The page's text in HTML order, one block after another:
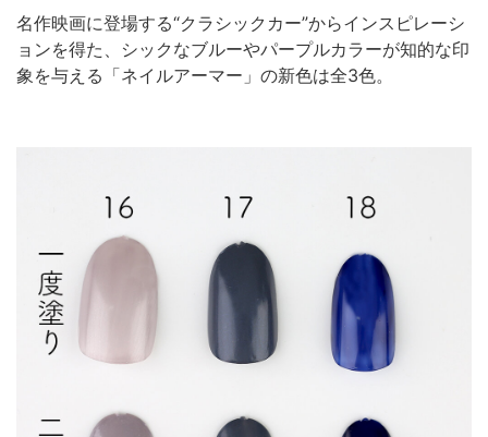
名作映画に登場する“クラシックカー”からインスピレーシ
ョンを得た、シックなブルーやパープルカラーが知的な印
象を与える「ネイルアーマー」の新色は全3色。